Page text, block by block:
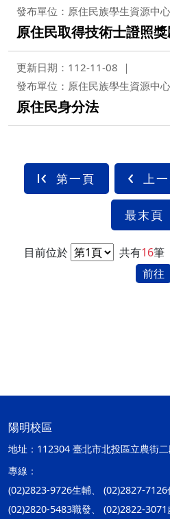
發布單位：原住民族學生資源中心
原住民取得技術士證照
更新日期：112-11-08
發布單位：原住民族學生資源中心
原住民身分法
第一頁 上
最末頁
目前位於 共有16筆
前往
陽明校區
地址： 112304 臺北市北投區立農街
專線：
(02)2823-9726生輔、 (02)2827-7126
(02)2820-5483職發、 (02)2822-3071